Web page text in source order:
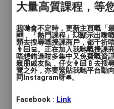
服務地區: 中西區, 東區, 南
塘區, 深水埗區, 黃大仙區,
物理科 / 數學科補習
（教育局註冊中學女
尋學生
大量高質課程，等
我哋會不定時，更新主頁嘅「
🆕﹑「熱門課程」💥顯示出嚟
類去搜尋嘅授課商戶，都千祈
👨🏻‍💻。正在加入我哋嘅授課
唔想錯過咁多集中又免費嘅資
親朋戚友🙋﹑仔女👩🏻‍🍼去搜
覽之外，亦要緊貼我哋平台動
同Instagram呀🛎️。
Facebook : Link